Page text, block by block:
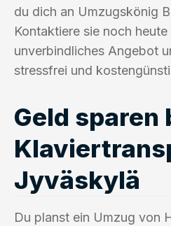
du dich an Umzugskönig
Kontaktiere sie noch heute
unverbindliches Angebot
stressfrei und
Geld sparen
Jyväskylä
Du planst ein Umzug von